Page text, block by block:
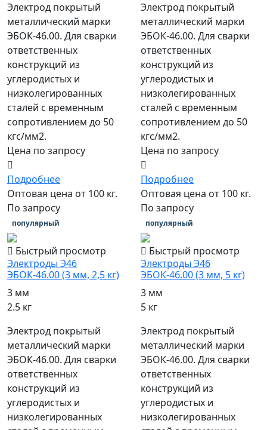
Электрод покрытый
металлический марки
ЭБОК-46.00. Для сварки
ответственных
конструкций из
углеродистых и
низколегированных
сталей с временным
сопротивлением до 50
кгс/мм2.
Цена по запросу
Подробнее
Оптовая цена от 100 кг.
По запросу
Электрод покрытый
металлический марки
ЭБОК-46.00. Для сварки
ответственных
конструкций из
углеродистых и
низколегированных
сталей с временным
сопротивлением до 50
кгс/мм2.
Цена по запросу
Подробнее
Оптовая цена от 100 кг.
По запросу
популярный
Быстрый просмотр
Электроды Э46
ЭБОК-46.00 (3 мм, 2,5 кг)
3 мм
2.5 кг
Электрод покрытый
металлический марки
ЭБОК-46.00. Для сварки
ответственных
конструкций из
углеродистых и
низколегированных
популярный
Быстрый просмотр
Электроды Э46
ЭБОК-46.00 (3 мм, 5 кг)
3 мм
5 кг
Электрод покрытый
металлический марки
ЭБОК-46.00. Для сварки
ответственных
конструкций из
углеродистых и
низколегированных